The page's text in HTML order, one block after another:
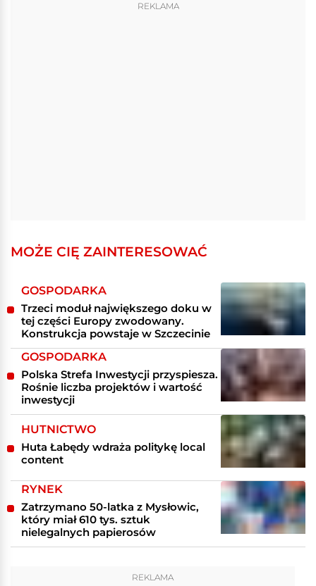
REKLAMA
MOŻE CIĘ ZAINTERESOWAĆ
GOSPODARKA
Trzeci moduł największego doku w
tej części Europy zwodowany.
Konstrukcja powstaje w Szczecinie
GOSPODARKA
Polska Strefa Inwestycji przyspiesza.
Rośnie liczba projektów i wartość
inwestycji
HUTNICTWO
Huta Łabędy wdraża politykę local
content
RYNEK
Zatrzymano 50-latka z Mysłowic,
który miał 610 tys. sztuk
nielegalnych papierosów
REKLAMA